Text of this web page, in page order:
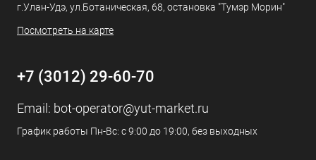
г.Улан-Удэ, ул.Ботаническая, 68, остановка "Тумэр Морин"
Посмотреть на карте
+7 (3012) 29-60-70
Email: bot-operator@yut-market.ru
График работы Пн-Вс: с 9:00 до 19:00, без выходных